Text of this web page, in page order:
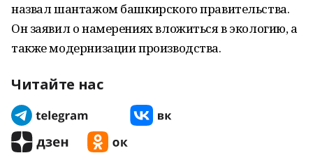
назвал шантажом башкирского правительства.
Он заявил о намерениях вложиться в экологию, а
также модернизации производства.
Читайте нас